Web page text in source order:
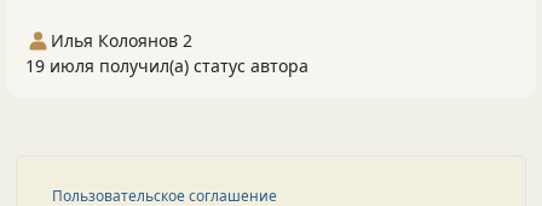
Илья Колоянов 2
19 июля получил(а) статус автора
Пользовательское соглашение